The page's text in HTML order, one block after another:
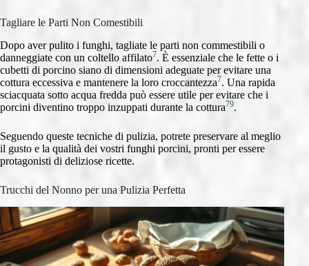
Tagliare le Parti Non Comestibili
Dopo aver pulito i funghi, tagliate le parti non commestibili o
danneggiate con un coltello affilato7. È essenziale che le fette o i
cubetti di porcino siano di dimensioni adeguate per evitare una
cottura eccessiva e mantenere la loro croccantezza7. Una rapida
sciacquata sotto acqua fredda può essere utile per evitare che i
porcini diventino troppo inzuppati durante la cottura79.
Seguendo queste tecniche di pulizia, potrete preservare al meglio
il gusto e la qualità dei vostri funghi porcini, pronti per essere
protagonisti di deliziose ricette.
Trucchi del Nonno per una Pulizia Perfetta